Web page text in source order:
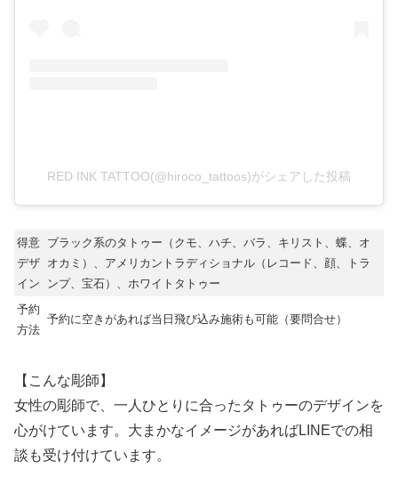
RED INK TATTOO(@hiroco_tattoos)がシェアした投稿
得意
デザ
イン
ブラック系のタトゥー（クモ、ハチ、バラ、キリスト、蝶、オ
オカミ）、アメリカントラディショナル（レコード、顔、トラ
ンプ、宝石）、ホワイトタトゥー
予約
方法
予約に空きがあれば当日飛び込み施術も可能（要問合せ）
【こんな彫師】
女性の彫師で、一人ひとりに合ったタトゥーのデザインを
心がけています。大まかなイメージがあればLINEでの相
談も受け付けています。